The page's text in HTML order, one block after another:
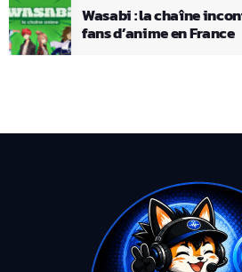
Wasabi : la chaîne
fans d’anime en France